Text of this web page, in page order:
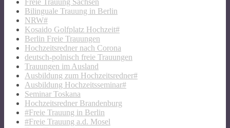
Bilinguale Trauung in Berlin
NRW#
Kosaido Golfplatz Hochzeit#
Berlin Freie Trauungen
Hochzeitsredner nach Corona
deutsch-polnisch freie Trauungen
Trauungen im Ausland
Ausbildung zum Hochzeitsredner#
Ausbildung Hochzeitsseminar#
Seminar Toskana
Hochzeitsredner Brandenburg
#Freie Trauung in Berlin
#Freie Trauung a.d. Mosel